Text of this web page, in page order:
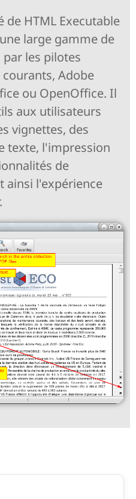
de HTML Executable
large gamme de
par les pilotes
Adobe
ou OpenOffice. Il
aux utilisateurs
vignettes, des
texte, l'impression
de
ainsi l'expérience